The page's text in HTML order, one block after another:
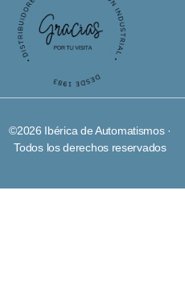
©2026 Ibérica de Automatismos ·
Todos los derechos reservados